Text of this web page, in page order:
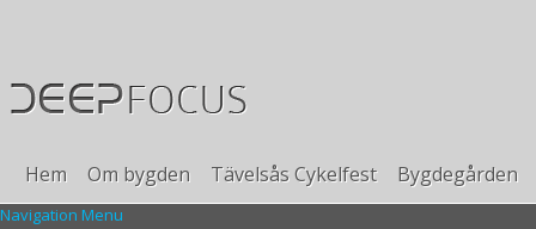
Hem Om bygden Tävelsås Cykelfest Bygdegården
Navigation Menu